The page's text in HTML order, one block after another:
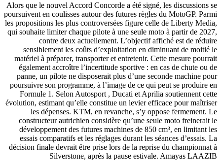
Alors que le nouvel Accord Concorde a été signé, les discussions se
poursuivent en coulisses autour des futures règles du MotoGP. Parmi
les propositions les plus controversées figure celle de Liberty Media,
qui souhaite limiter chaque pilote à une seule moto à partir de 2027,
contre deux actuellement. L’objectif affiché est de réduire
sensiblement les coûts d’exploitation en diminuant de moitié le
matériel à préparer, transporter et entretenir. Cette mesure pourrait
également accroître l’incertitude sportive : en cas de chute ou de
panne, un pilote ne disposerait plus d’une seconde machine pour
poursuivre son programme, à l’image de ce qui peut se produire en
Formule 1. Selon Autosport , Ducati et Aprilia soutiennent cette
évolution, estimant qu’elle constitue un levier efficace pour maîtriser
les dépenses. KTM, en revanche, s’y oppose fermement. Le
constructeur autrichien considère qu’une seule moto freinerait le
développement des futures machines de 850 cm³, en limitant les
essais comparatifs et les réglages durant les séances d’essais. La
décision finale devrait être prise lors de la reprise du championnat à
Silverstone, après la pause estivale. Amayas LAAZIB